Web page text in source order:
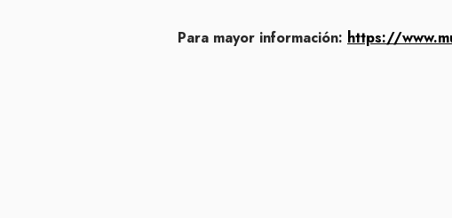
Para mayor información: https://